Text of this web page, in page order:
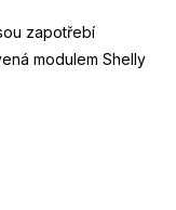
zapotřebí
modulem Shelly